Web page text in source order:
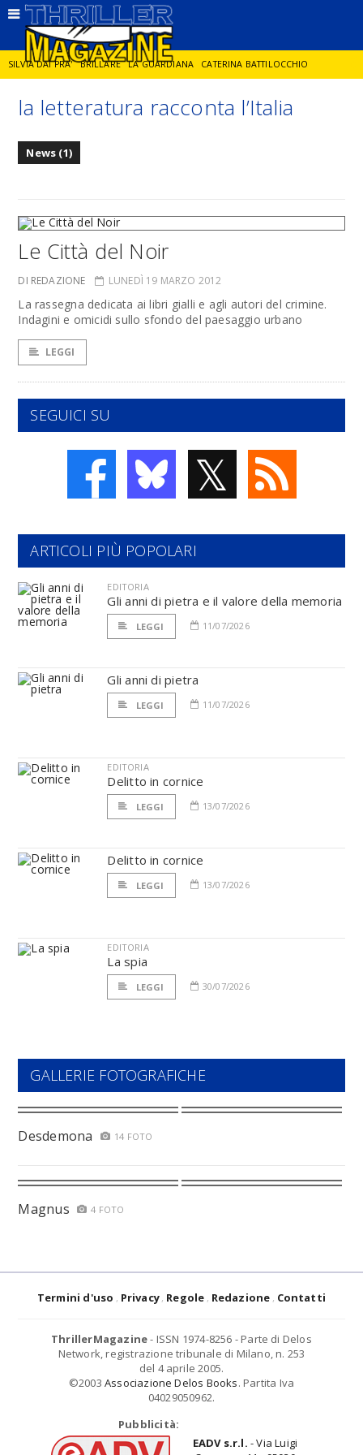
SILVIA DAI PRA' BRILLARE LA GUARDIANA CATERINA BATTILOCCHIO
JORGE DIAZ LA SPIA DELITTO IN CORNICE GIANCARLO DE CATALDO
la letteratura racconta l’Italia
News (1)
Le Città del Noir
DI REDAZIONE LUNEDÌ 19 MARZO 2012
La rassegna dedicata ai libri gialli e agli autori del crimine.
Indagini e omicidi sullo sfondo del paesaggio urbano
LEGGI
SEGUICI SU
𝕏
ARTICOLI PIÙ POPOLARI
EDITORIA
Gli anni di pietra e il valore della memoria
LEGGI 11/07/2026
Gli anni di pietra
LEGGI 11/07/2026
EDITORIA
Delitto in cornice
LEGGI 13/07/2026
Delitto in cornice
LEGGI 13/07/2026
EDITORIA
La spia
LEGGI 30/07/2026
GALLERIE FOTOGRAFICHE
Desdemona 14 FOTO
Magnus 4 FOTO
Termini d'uso Privacy Regole Redazione Contatti
ThrillerMagazine- ISSN 1974-8256 - Parte di Delos
Network, registrazione tribunale di Milano, n. 253
del 4 aprile 2005.
©2003 Associazione Delos Books. Partita Iva
04029050962.
Pubblicità:
EADV s.r.l. - Via Luigi